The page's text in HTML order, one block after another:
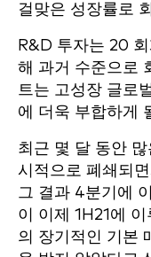
걸맞은 성장률로
R&D 투자는 20
해 과거 수준으로
트는 고성장 글로
에 더욱 부합하게
최근 몇 달 동안
시적으로 폐쇄되
그 결과 4분기에
이 이제 1H21에
의 장기적인 기본